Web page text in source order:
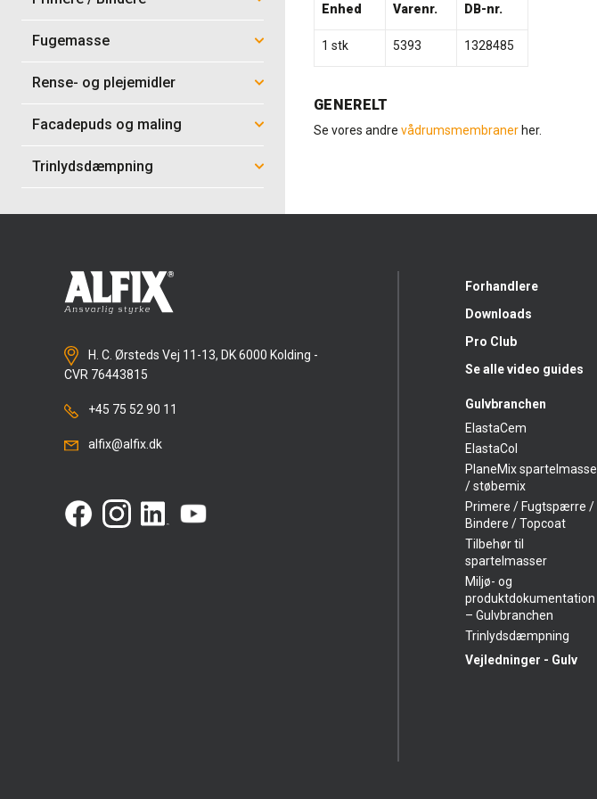
Fugemasse
Rense- og plejemidler
Facadepuds og maling
Trinlydsdæmpning
Enhed Varenr. DB-nr.
1 stk 5393 1328485
GENERELT
Se vores andre vådrumsmembraner her.
H. C. Ørsteds Vej 11-13, DK 6000 Kolding -
CVR 76443815
+45 75 52 90 11
alfix@alfix.dk
Forhandlere
Downloads
Pro Club
Se alle video guides
Gulvbranchen
ElastaCem
ElastaCol
PlaneMix spartelmasse
/ støbemix
Primere / Fugtspærre /
Bindere / Topcoat
Tilbehør til
spartelmasser
Miljø- og
produktdokumentation
– Gulvbranchen
Trinlydsdæmpning
Vejledninger - Gulv